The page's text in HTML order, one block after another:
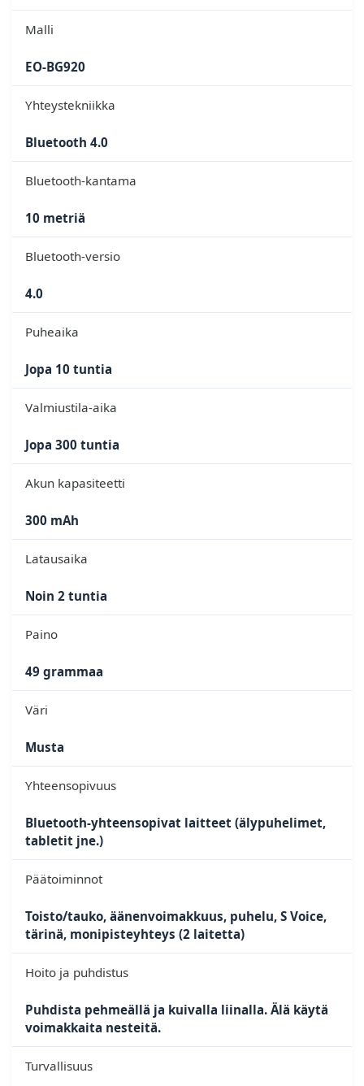
Malli
EO-BG920
Yhteystekniikka
Bluetooth 4.0
Bluetooth-kantama
10 metriä
Bluetooth-versio
4.0
Puheaika
Jopa 10 tuntia
Valmiustila-aika
Jopa 300 tuntia
Akun kapasiteetti
300 mAh
Latausaika
Noin 2 tuntia
Paino
49 grammaa
Väri
Musta
Yhteensopivuus
Bluetooth-yhteensopivat laitteet (älypuhelimet,
tabletit jne.)
Päätoiminnot
Toisto/tauko, äänenvoimakkuus, puhelu, S Voice,
tärinä, monipisteyhteys (2 laitetta)
Hoito ja puhdistus
Puhdista pehmeällä ja kuivalla liinalla. Älä käytä
voimakkaita nesteitä.
Turvallisuus